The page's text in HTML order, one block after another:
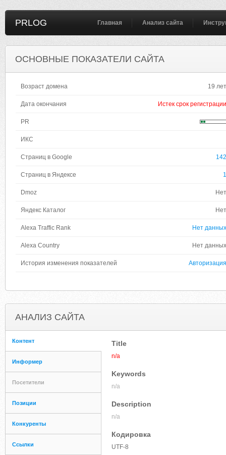
PRLOG Главная Анализ сайта
ОСНОВНЫЕ ПОКАЗАТЕЛИ САЙТА
Возраст домена 19 лет
Дата окончания Истек срок регистрации
PR
ИКС
Страниц в Google 142
Страниц в Яндексе 1
Dmoz Нет
Яндекс Каталог Нет
Alexa Traffic Rank Нет данных
Alexa Country Нет данных
История изменения показателей Авторизация
АНАЛИЗ САЙТА
Контент
Информер
Посетители
Позиции
Конкуренты
Ссылки
Title
n/a
Keywords
n/a
Description
n/a
Кодировка
UTF-8